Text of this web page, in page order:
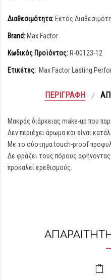
Διαθεσιμότητα: Εκτός
Brand: Max Factor
Κωδικός Προϊόντος: R-00123-12
Ετικέτες: Max Factor Lasting
ΠΕΡΙΓΡΑΦΉ
Μακράς διάρκειας make-up που
Δεν περιέχει άρωμα και είναι
Με το σύστημα touch-proof
Δε φράζει τους πόρους αφήνοντας
προκαλεί ερεθισμούς.